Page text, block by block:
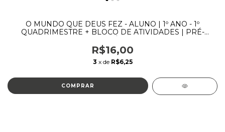
O MUNDO QUE DEUS FEZ - ALUNO | 1º ANO - 1º
QUADRIMESTRE + BLOCO DE ATIVIDADES | PRÉ-
R$16,00
3 x de R$6,25